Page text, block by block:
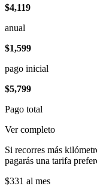
$4,119
anual
$1,599
pago inicial
$5,799
Pago total
Ver completo
Si recorres más
pagarás una tarifa
$331 al mes